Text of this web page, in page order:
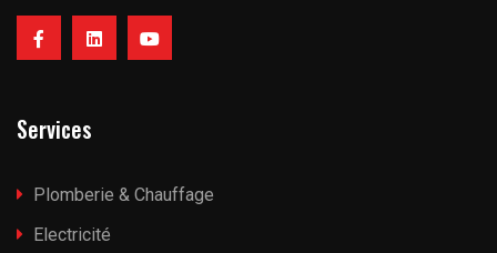
Services
Plomberie & Chauffage
Electricité